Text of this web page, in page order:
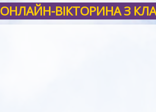
ОНЛАЙН-ВІКТОРИНА З